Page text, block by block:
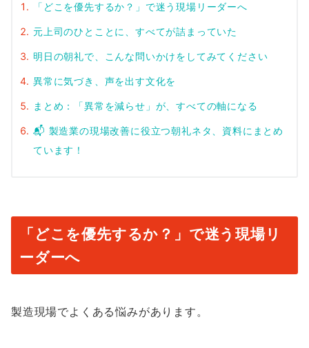
「どこを優先するか？」で迷う現場リーダーへ
元上司のひとことに、すべてが詰まっていた
明日の朝礼で、こんな問いかけをしてみてください
異常に気づき、声を出す文化を
まとめ：「異常を減らせ」が、すべての軸になる
📬 製造業の現場改善に役立つ朝礼ネタ、資料にまとめ
ています！
「どこを優先するか？」で迷う現場リ
ーダーへ
製造現場でよくある悩みがあります。